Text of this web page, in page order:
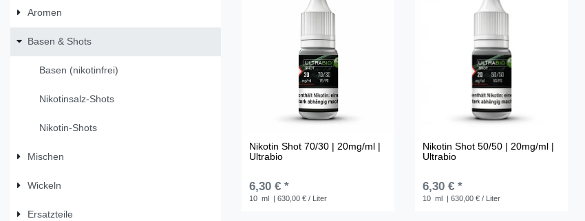
Aromen
Basen & Shots
Basen (nikotinfrei)
Nikotinsalz-Shots
Nikotin-Shots
Mischen
Wickeln
Ersatzteile
Nikotin Shot 70/30 | 20mg/ml |
Ultrabio
6,30 € *
10 ml | 630,00 € / Liter
Nikotin Shot 50/50 | 20mg/ml |
Ultrabio
6,30 € *
10 ml | 630,00 € / Liter